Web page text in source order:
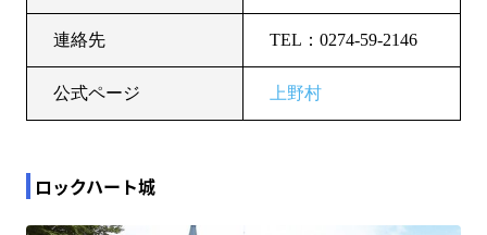
連絡先 TEL：0274-59-2146
公式ページ 上野村
ロックハート城